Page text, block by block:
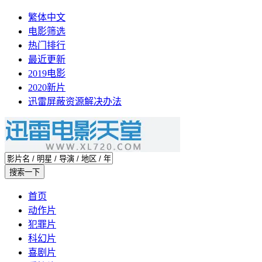
繁体中文
电影筛选
热门排行
最近更新
2019电影
2020新片
迅雷屏蔽资源解决办法
首页
动作片
犯罪片
科幻片
喜剧片